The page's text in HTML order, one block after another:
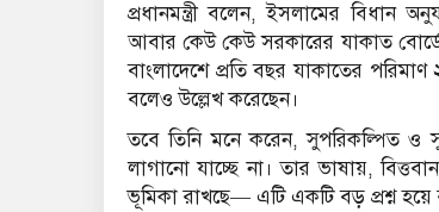
প্রধানমন্ত্রী বলেন, ইসলামের বিধান
আবার কেউ কেউ সরকারের যাকাত
বাংলাদেশে প্রতি বছর যাকাতের
বলেও উল্লেখ করেছেন।
তবে তিনি মনে করেন, সুপরিকল্পিত ও
লাগানো যাচ্ছে না। তার ভাষায়,
ভূমিকা রাখছে— এটি একটি বড় প্রশ্ন হয়ে